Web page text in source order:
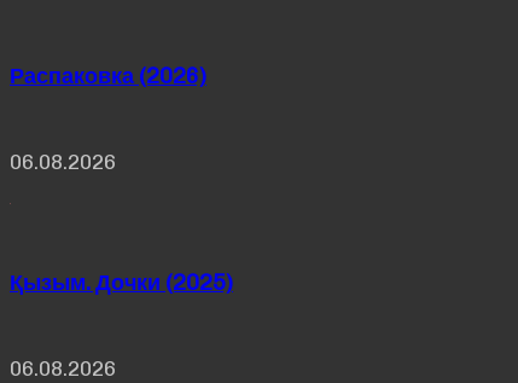
Распаковка (2026)
06.08.2026
Қызым. Дочки (2025)
06.08.2026